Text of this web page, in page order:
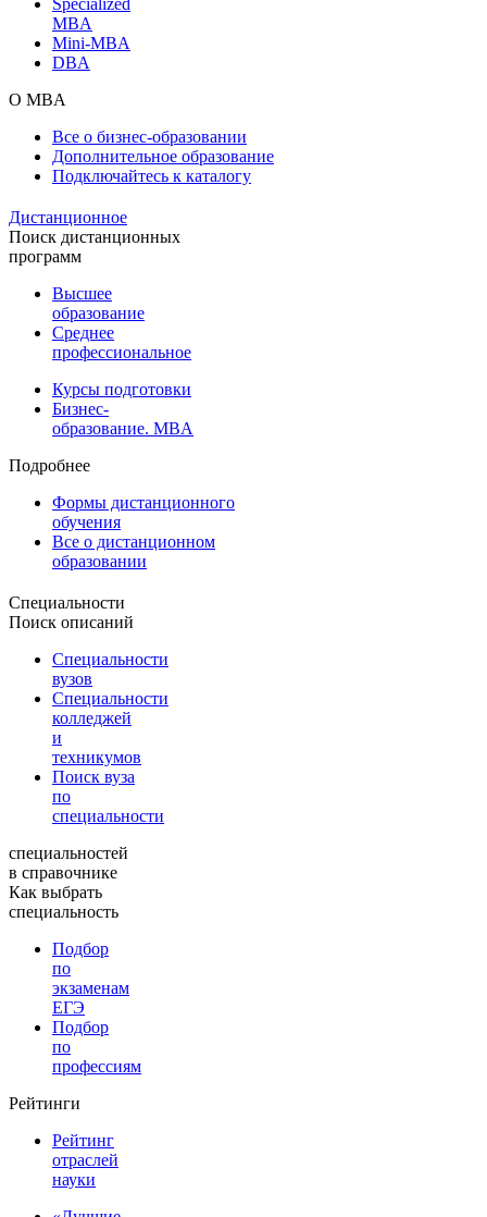
MBA
Mini-MBA
DBA
О MBA
Все о бизнес-образовании
Дополнительное образование
Подключайтесь к каталогу
Дистанционное
Поиск дистанционных
программ
Высшее
образование
Среднее
профессиональное
Курсы подготовки
Бизнес-
образование. MBA
Подробнее
Формы дистанционного
обучения
Все о дистанционном
образовании
Специальности
Поиск описаний
Специальности
вузов
Специальности
колледжей
и
техникумов
Поиск вуза
по
специальности
специальностей
в справочнике
Как выбрать
специальность
Подбор
по
экзаменам
ЕГЭ
Подбор
по
профессиям
Рейтинги
Рейтинг
отраслей
науки